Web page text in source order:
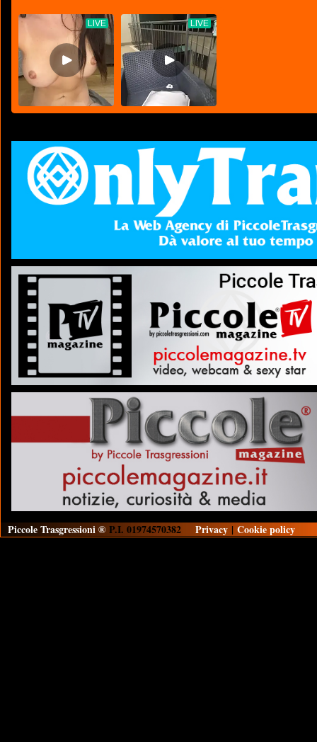
Piccole Trasgressioni ® P.I. 01974570382 Privacy | Cookie policy